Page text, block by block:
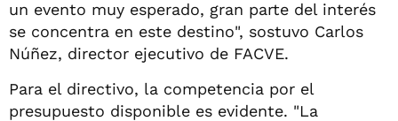
un evento muy esperado, gran parte del interés
se concentra en este destino", sostuvo Carlos
Núñez, director ejecutivo de FACVE.
Para el directivo, la competencia por el
presupuesto disponible es evidente. "La